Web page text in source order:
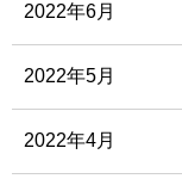
2022年6月
2022年5月
2022年4月